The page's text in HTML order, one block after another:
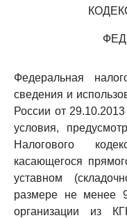
Федеральная
сведения и
России от
условия,
Налогового
касающегося
уставном
размере не менее
организации из